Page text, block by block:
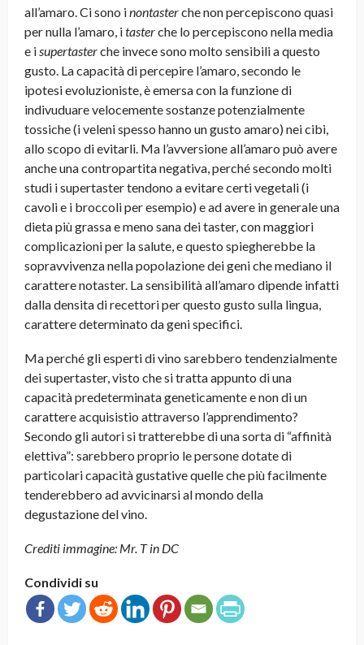
all’amaro. Ci sono inontasterche non percepiscono quasi
per nulla l’amaro, itasterche lo percepiscono nella media
e isupertasterche invece sono molto sensibili a questo
gusto. La capacità di percepire l’amaro, secondo le
ipotesi evoluzioniste, è emersa con la funzione di
indivuduare velocemente sostanze potenzialmente
tossiche (i veleni spesso hanno un gusto amaro) nei cibi,
allo scopo di evitarli. Ma l’avversione all’amaro può avere
anche una contropartita negativa, perché secondo molti
studi i supertaster tendono a evitare certi vegetali (i
cavoli e i broccoli per esempio) e ad avere in generale una
dieta più grassa e meno sana dei taster, con maggiori
complicazioni per la salute, e questo spiegherebbe la
sopravvivenza nella popolazione dei geni che mediano il
carattere notaster. La sensibilità all’amaro dipende infatti
dalla densita di recettori per questo gusto sulla lingua,
carattere determinato da geni specifici.
Ma perché gli esperti di vino sarebbero tendenzialmente
dei supertaster, visto che si tratta appunto di una
capacità predeterminata geneticamente e non di un
carattere acquisistio attraverso l’apprendimento?
Secondo gli autori si tratterebbe di una sorta di “affinità
elettiva”: sarebbero proprio le persone dotate di
particolari capacità gustative quelle che più facilmente
tenderebbero ad avvicinarsi al mondo della
degustazione del vino.
Crediti immagine: Mr. T in DC
Condividi su